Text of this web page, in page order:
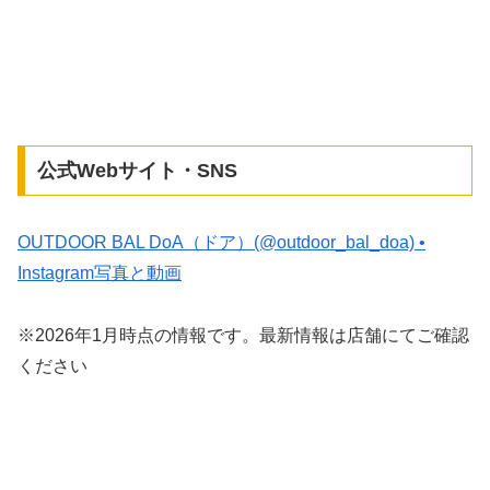
公式Webサイト・SNS
OUTDOOR BAL DoA（ドア）(@outdoor_bal_doa) •
Instagram写真と動画
※2026年1月時点の情報です。最新情報は店舗にてご確認
ください